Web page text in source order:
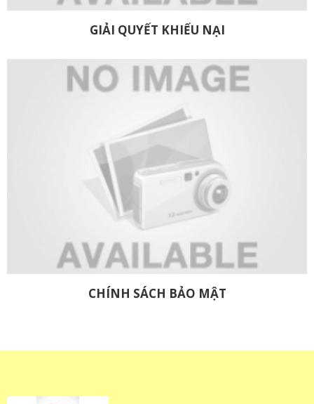
GIẢI QUYẾT KHIẾU NẠI
CHÍNH SÁCH BẢO MẬT